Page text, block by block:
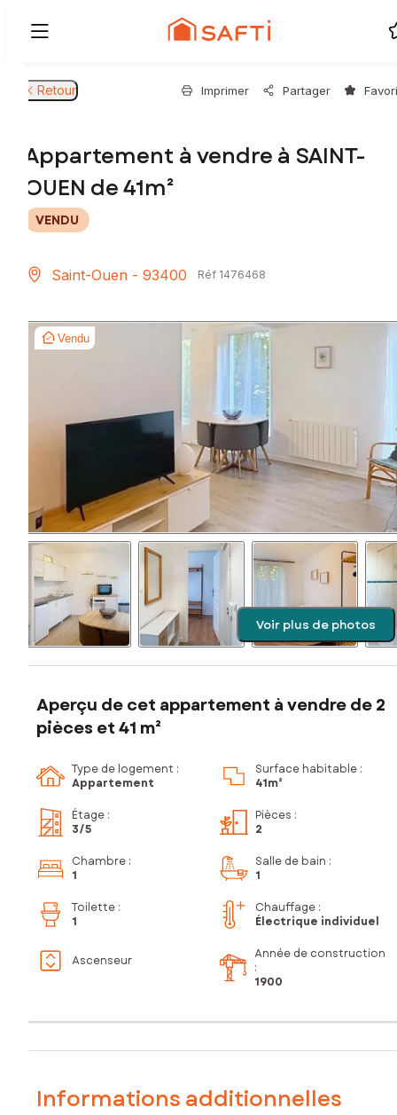
Retour Imprimer Partager
Appartement à vendre à SAINT-
OUEN de 41m²
VENDU
Saint-Ouen - 93400 Réf 1476468
Vendu
Voir plus de photos
Aperçu de cet appartement à vendre de 2
pièces et 41 m²
Type de logement :
Appartement
Surface habitable :
41m²
Étage :
3/5
Pièces :
2
Chambre :
1
Salle de bain :
1
Toilette :
1
Chauffage :
Électrique individuel
Ascenseur
Année de construction
:
1900
Informations additionnelles